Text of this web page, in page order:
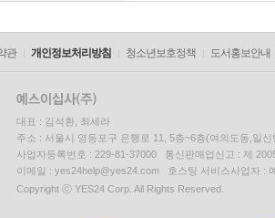
관 개인정보처리방침 청소년보호정책 도서홍보안내
대표 : 김석환, 최세라
주소 : 서울시 영등포구 은행로 11, 5층~6층(여의도동,일신
사업자등록번호 : 229-81-37000 통신판매업신고 : 제
이메일 : yes24help@yes24.com 호스팅 서비스사업자 :
Copyright ⓒ YES24 Corp. All Rights Reserved.